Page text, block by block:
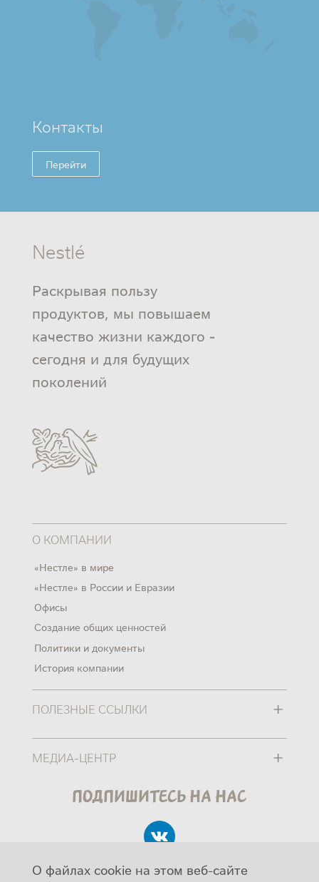
Контакты
Перейти
Nestlé
Раскрывая пользу
продуктов, мы повышаем
качество жизни каждого -
сегодня и для будущих
поколений
О КОМПАНИИ
«Нестле» в мире
«Нестле» в России и Евразии
Офисы
Создание общих ценностей
Политики и документы
История компании
ПОЛЕЗНЫЕ ССЫЛКИ +
МЕДИА-ЦЕНТР +
Подпишитесь на нас
О файлах cookie на этом веб-сайте